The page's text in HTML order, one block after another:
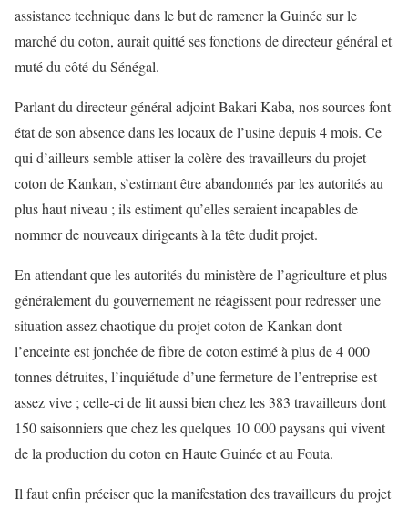
assistance technique dans le but de ramener la Guinée sur le
marché du coton, aurait quitté ses fonctions de directeur général et
muté du côté du Sénégal.
Parlant du directeur général adjoint Bakari Kaba, nos sources font
état de son absence dans les locaux de l’usine depuis 4 mois. Ce
qui d’ailleurs semble attiser la colère des travailleurs du projet
coton de Kankan, s’estimant être abandonnés par les autorités au
plus haut niveau ; ils estiment qu’elles seraient incapables de
nommer de nouveaux dirigeants à la tête dudit projet.
En attendant que les autorités du ministère de l’agriculture et plus
généralement du gouvernement ne réagissent pour redresser une
situation assez chaotique du projet coton de Kankan dont
l’enceinte est jonchée de fibre de coton estimé à plus de 4 000
tonnes détruites, l’inquiétude d’une fermeture de l’entreprise est
assez vive ; celle-ci de lit aussi bien chez les 383 travailleurs dont
150 saisonniers que chez les quelques 10 000 paysans qui vivent
de la production du coton en Haute Guinée et au Fouta.
Il faut enfin préciser que la manifestation des travailleurs du projet